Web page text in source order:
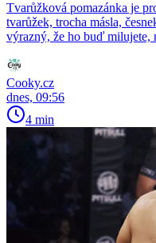
Tvarůžková pomazánka je
tvarůžek, trocha másla,
výrazný, že ho buď milujete,
Cooky.cz
dnes, 09:56
4 min